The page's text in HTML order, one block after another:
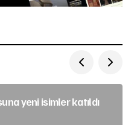
yeni isimler katıldı